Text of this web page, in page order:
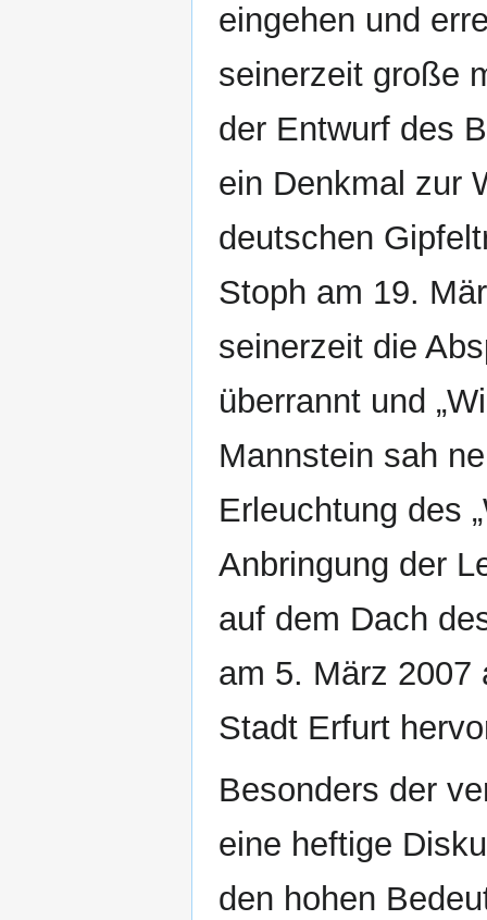
eingehen und
seinerzeit große
der Entwurf des
ein Denkmal zur
deutschen
Stoph am 19.
seinerzeit die
überrannt und
Mannstein sah
Erleuchtung des
Anbringung der
auf dem Dach
am 5. März 2007
Stadt Erfurt
Besonders der
eine heftige
den hohen